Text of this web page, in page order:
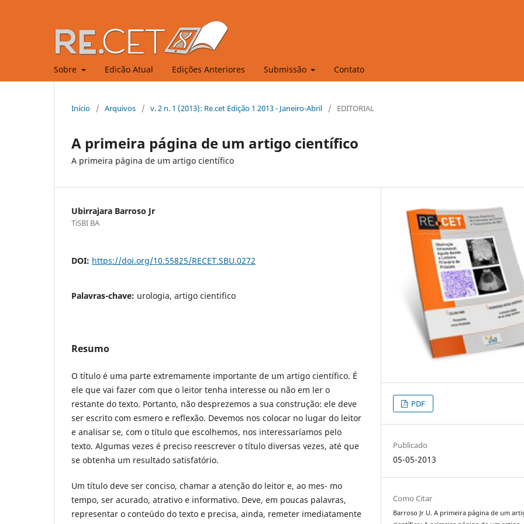
Sobre Edicão Atual Edições Anteriores Submissão Contato
Início / Arquivos / v. 2 n. 1 (2013): Re.cet Edição 1 2013 - Janeiro-Abril / EDITORIAL
A primeira página de um artigo científico
A primeira página de um artigo científico
Ubirrajara Barroso Jr
TiSBI BA
DOI: https://doi.org/10.55825/RECET.SBU.0272
Palavras-chave: urologia, artigo cientifico
Resumo
O título é uma parte extremamente importante de um artigo científico. É
ele que vai fazer com que o leitor tenha interesse ou não em ler o
restante do texto. Portanto, não desprezemos a sua construção: ele deve
ser escrito com esmero e reflexão. Devemos nos colocar no lugar do leitor
e analisar se, com o título que escolhemos, nos interessaríamos pelo
texto. Algumas vezes é preciso reescrever o título diversas vezes, até que
se obtenha um resultado satisfatório.
Um título deve ser conciso, chamar a atenção do leitor e, ao mes- mo
tempo, ser acurado, atrativo e informativo. Deve, em poucas palavras,
representar o conteúdo do texto e precisa, ainda, remeter imediatamente
PDF
Publicado
05-05-2013
Como Citar
Barroso Jr U. A primeira página de um